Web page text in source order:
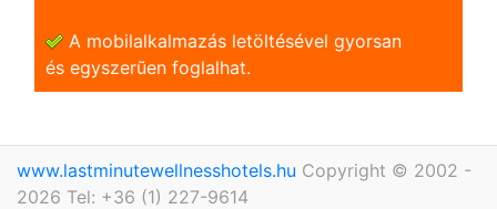
A mobilalkalmazás letöltésével gyorsan
és egyszerũen foglalhat.
www.lastminutewellnesshotels.hu Copyright © 2002 -
2026 Tel: +36 (1) 227-9614